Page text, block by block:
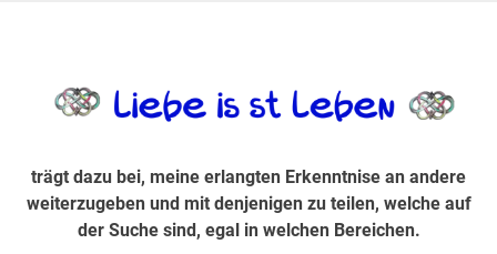
Suche sind, egal in welchen Bereichen.
trägt dazu bei, meine erlangten Erkenntnise an andere
weiterzugeben und mit denjenigen zu teilen, welche auf
der Suche sind, egal in welchen Bereichen.